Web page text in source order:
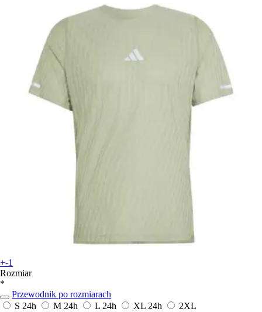
+-1
Rozmiar
*
Przewodnik po rozmiarach
S 24h M 24h L 24h XL 24h
2XL